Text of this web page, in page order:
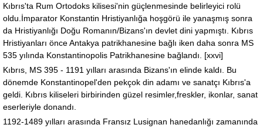
Kıbrıs'ta Rum Ortodoks kilisesi'nin güçlenmesinde belirleyici rolü
oldu.İmparator Konstantin Hristiyanlığa hoşgörü ile yanaşmış sonra
da Hristiyanlığı Doğu Romanın/Bizans'ın devlet dini yapmıştı. Kıbrıs
Hristiyanları önce Antakya patrikhanesine bağlı iken daha sonra MS
535 yılında Konstantinopolis Patrikhanesine bağlandı. [xxvi]
Kıbrıs, MS 395 - 1191 yılları arasında Bizans'ın elinde kaldı. Bu
dönemde Konstantinopel'den pekçok din adamı ve sanatçı Kıbrıs'a
geldi. Kıbrıs kiliseleri birbirinden güzel resimler,freskler, ikonlar, sanat
eserleriyle donandı.
1192-1489 yılları arasında Fransız Lusignan hanedanlığı zamanında